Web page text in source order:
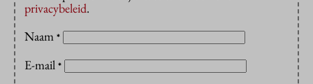
privacybeleid.
Naam *
E-mail *